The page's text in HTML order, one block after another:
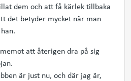
dem och att få kärlek tillbaka
det betyder mycket när man
att återigen dra på sig
är just nu, och där jag är,